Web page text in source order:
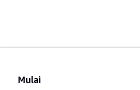
Mulai